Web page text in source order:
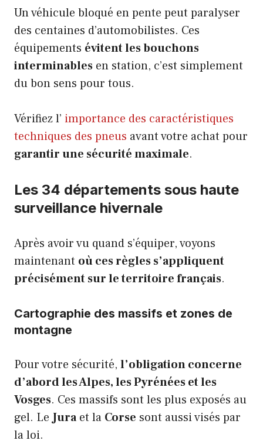
Un véhicule bloqué en pente peut paralyser
des centaines d’automobilistes. Ces
équipements évitent les bouchons
interminables en station, c’est simplement
du bon sens pour tous.
Vérifiez l’ importance des caractéristiques
techniques des pneus avant votre achat pour
garantir une sécurité maximale.
Les 34 départements sous haute
surveillance hivernale
Après avoir vu quand s’équiper, voyons
maintenant où ces règles s’appliquent
précisément sur le territoire français.
Cartographie des massifs et zones de
montagne
Pour votre sécurité, l’obligation concerne
d’abord lesAlpes, lesPyrénéeset les
Vosges. Ces massifs sont les plus exposés au
gel. LeJuraet la Corse sont aussi visés par
la loi.